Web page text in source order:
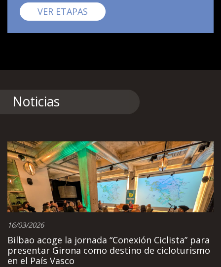
VER ETAPAS Pirinexus
Noticias
16/03/2026
Bilbao acoge la jornada “Conexión Ciclista” para
presentar Girona como destino de cicloturismo
en el País Vasco